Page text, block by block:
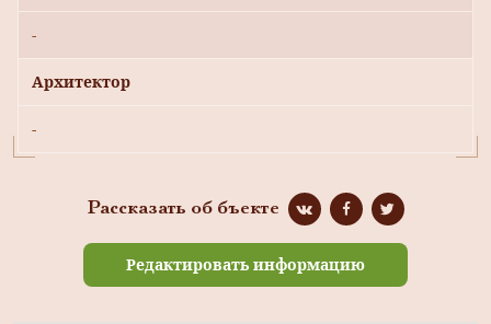
-
Архитектор
-
Рассказать об бъекте
Редактировать информацию